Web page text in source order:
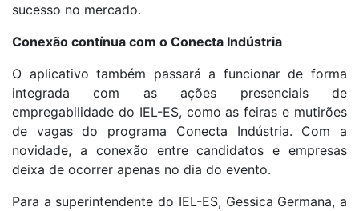
sucesso no mercado.
Conexão contínua com o Conecta Indústria
O aplicativo também passará a funcionar de forma
integrada com as ações presenciais de
empregabilidade do IEL-ES, como as feiras e mutirões
de vagas do programa Conecta Indústria. Com a
novidade, a conexão entre candidatos e empresas
deixa de ocorrer apenas no dia do evento.
Para a superintendente do IEL-ES, Gessica Germana, a